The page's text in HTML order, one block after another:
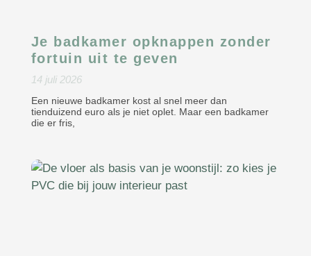
Je badkamer opknappen zonder
fortuin uit te geven
14 juli 2026
Een nieuwe badkamer kost al snel meer dan
tienduizend euro als je niet oplet. Maar een badkamer
die er fris,